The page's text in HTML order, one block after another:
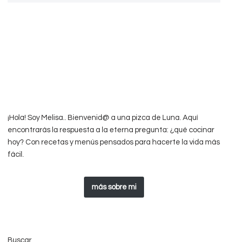
¡Hola! Soy Melisa.. Bienvenid@ a una pizca de Luna. Aquí
encontrarás la respuesta a la eterna pregunta: ¿qué cocinar
hoy? Con recetas y menús pensados para hacerte la vida más
fácil.
más sobre mi
Buscar